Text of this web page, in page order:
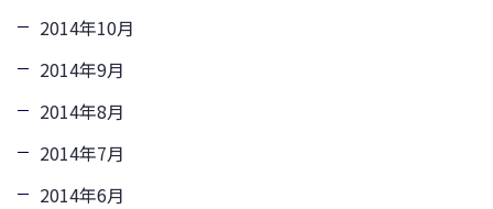
2014年10月
2014年9月
2014年8月
2014年7月
2014年6月